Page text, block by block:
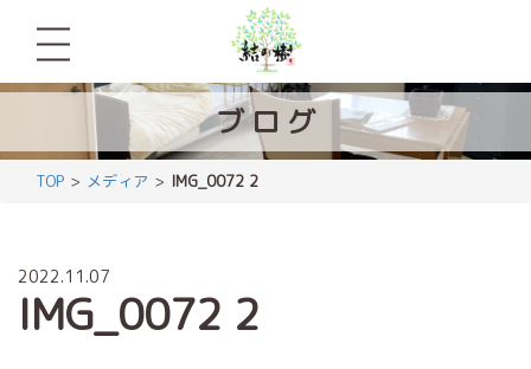
ブロ グ
TOP メディア IMG_0072 2
2022.11.07
IMG_0072 2